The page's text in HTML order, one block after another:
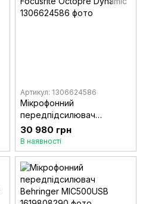
Артикул: 1306624586
Мікрофонний
передпідсилювач
Focusrite Octopre Dynamic
30 980 грн
В наявності